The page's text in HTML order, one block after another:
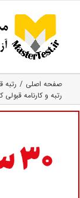
content
صفحه اصلی رتبه
رتبه و کارنامه